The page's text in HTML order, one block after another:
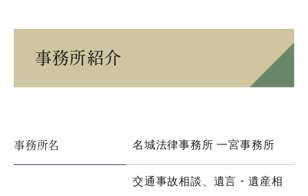
事務所紹介
事務所名 名城法律事務所 一宮事務所
交通事故相談、遺言・遺産相